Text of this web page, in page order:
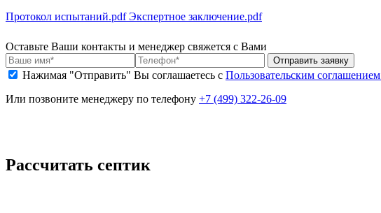
Протокол испытаний.pdf Экспертное заключение.pdf
Оставьте Ваши контакты и менеджер свяжется с Вами
Нажимая "Отправить" Вы соглашаетесь с Пользовательским соглашением
Или позвоните менеджеру по телефону +7 (499) 322-26-09
Рассчитать септик